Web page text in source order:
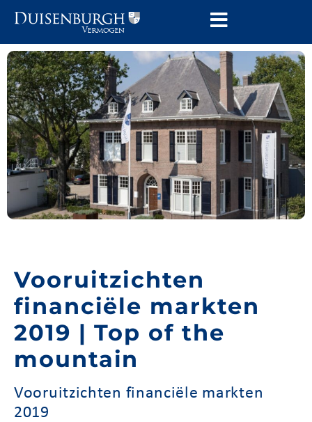
Vooruitzichten
financiële markten
2019 | Top of the
mountain
Vooruitzichten financiële markten
2019